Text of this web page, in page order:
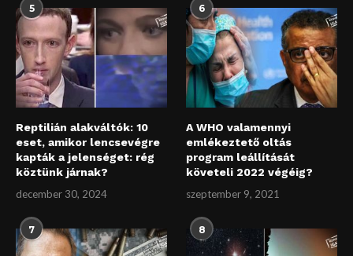
5
Reptilián alakváltók: 10
eset, amikor lencsevégre
kapták a jelenséget: rég
köztünk járnak?
december 30, 2024
6
A WHO valamennyi
emlékeztető oltás
program leállítását
követeli 2022 végéig?
szeptember 9, 2021
7 8